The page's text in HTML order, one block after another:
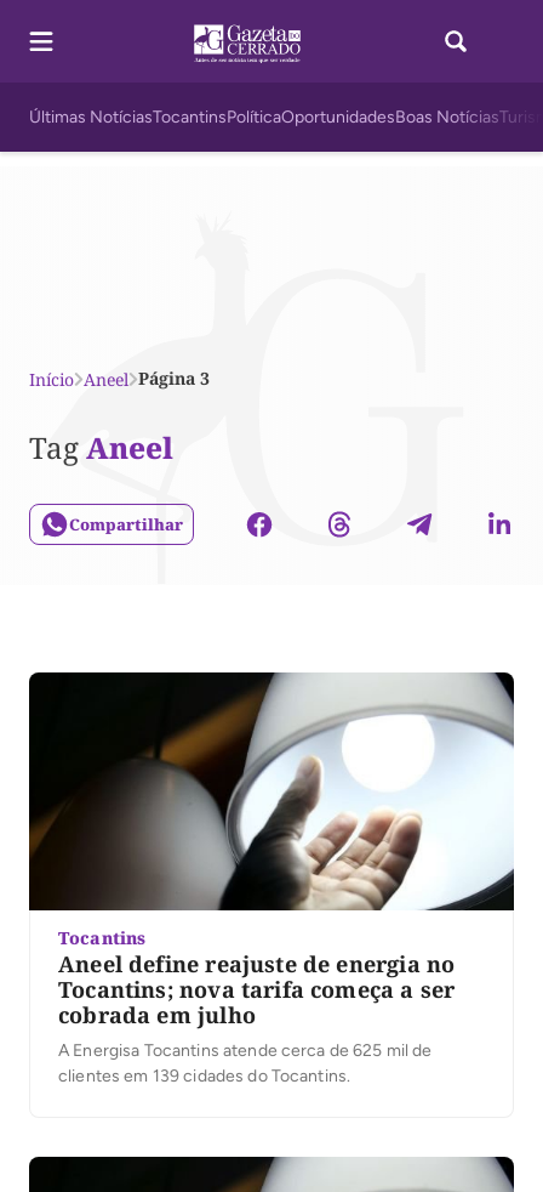
Últimas NotíciasTocantinsPolíticaOportunidadesBoas Notícias
Início Aneel Página 3
TagAneel
Compartilhar
Tocantins
Aneel define reajuste de energia no
Tocantins; nova tarifa começa a ser
cobrada em julho
A Energisa Tocantins atende cerca de 625 mil de
clientes em 139 cidades do Tocantins.